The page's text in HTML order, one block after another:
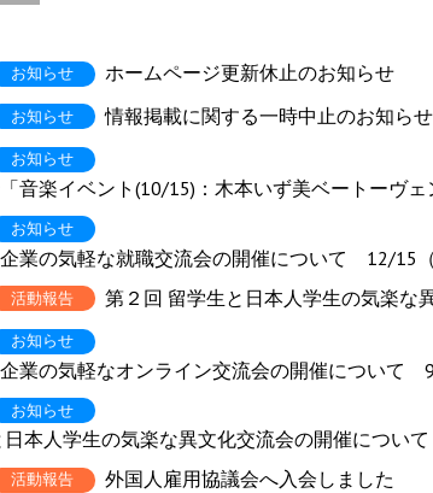
ホームページ更新休止のお知らせ
情報掲載に関する一時中止のお知らせ
音楽イベント(10/15)：木本いず美ベートーヴェ
業の気軽な就職交流会の開催について 12/15
第２回 留学生と日本人学生の気楽な
業の気軽なオンライン交流会の開催について
日本人学生の気楽な異文化交流会の開催につい
外国人雇用協議会へ入会しました